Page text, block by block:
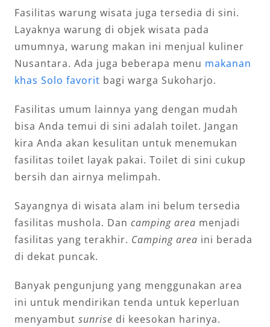
Fasilitas warung wisata juga tersedia di sini.
Layaknya warung di objek wisata pada
umumnya, warung makan ini menjual kuliner
Nusantara. Ada juga beberapa menu makanan
khas Solo favorit bagi warga Sukoharjo.
Fasilitas umum lainnya yang dengan mudah
bisa Anda temui di sini adalah toilet. Jangan
kira Anda akan kesulitan untuk menemukan
fasilitas toilet layak pakai. Toilet di sini cukup
bersih dan airnya melimpah.
Sayangnya di wisata alam ini belum tersedia
fasilitas mushola. Dan camping area menjadi
fasilitas yang terakhir. Camping area ini berada
di dekat puncak.
Banyak pengunjung yang menggunakan area
ini untuk mendirikan tenda untuk keperluan
menyambut sunrise di keesokan harinya.